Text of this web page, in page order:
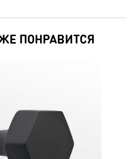
ПОНРАВИТСЯ